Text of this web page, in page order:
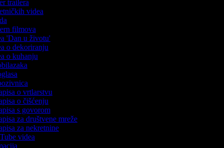
trailera
videa
filmova
'Dan u životu'
o dekoriranju
o kuhanju
o vrtlarstvu
o čišćenju
s govorom
za društvene mreže
za nekretnine
videa